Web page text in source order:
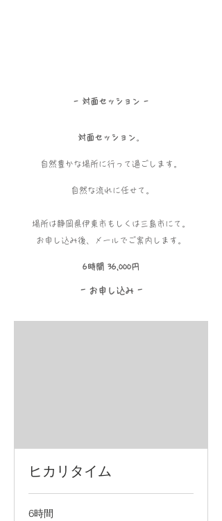
​- 対面セッション -
対面セッション
自然豊かな場所に行って過ごします。
自然な流れに任せて。
場所は静岡県伊東市もしくは三島市にて。
お申し込み後、メールでご案内します。
6時間 36,000円
-​ お申し込み -
ヒカリタイム
6時間